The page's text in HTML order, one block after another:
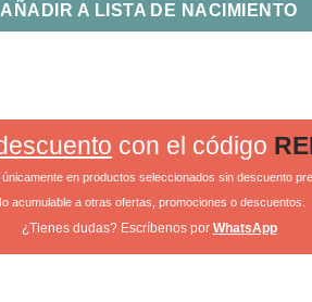
AÑADIR A LISTA DE NACIMIENTO
con el código
únicamente en productos seleccionados sin descuento
acumulable a otras ofertas, promociones o descuentos.
¿Tienes dudas? Escríbenos por WhatsApp